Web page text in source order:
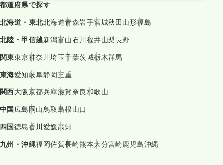
都道府県で探す
北海道・東北北海道青森岩手宮城秋田 山形福島
北陸・甲信越新潟富山石川 福井山梨長野
関東東京神奈川埼玉千葉茨城栃木群馬
東海愛知岐阜静岡三重
関西大阪京都兵庫滋賀奈良和歌山
中国 広島 岡山鳥取島根山口
四国徳島香川 愛媛高知
九州・沖縄福岡佐賀長崎熊本大分宮崎鹿児島沖縄